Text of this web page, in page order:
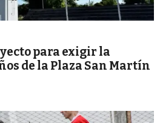
para exigir la
de la Plaza San Martín